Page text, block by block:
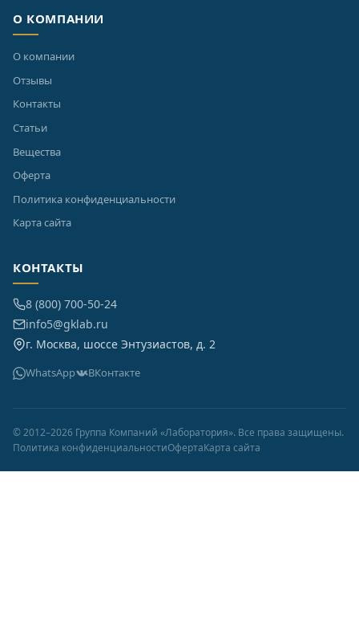
О КОМПАНИИ
О компании
Отзывы
Контакты
Статьи
Вещества
Оферта
Политика конфиденциальности
Карта сайта
КОНТАКТЫ
8 (800) 700-50-24
info5@gklab.ru
г. Москва, шоссе Энтузиастов, д. 2
WhatsApp ВКонтакте
© 2012–2026 Группа Компаний «Лаборатория». Все права защищены.
Политика конфиденциальностиОфертаКарта сайта